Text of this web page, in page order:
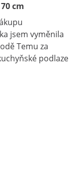
cm
jsem vyměnila
Temu za
podlaze